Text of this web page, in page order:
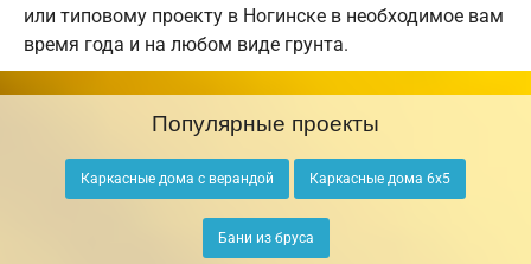
или типовому проекту в Ногинске в необходимое вам
время года и на любом виде грунта.
Популярные проекты
Каркасные дома с верандой Каркасные дома 6х5
Бани из бруса